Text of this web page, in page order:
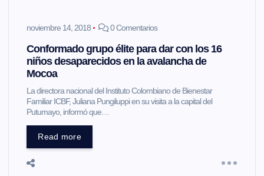
noviembre 14, 2018 0 Comentarios
Conformado grupo élite para dar con los 16
niños desaparecidos en la avalancha de
Mocoa
La directora nacional del Instituto Colombiano de Bienestar
Familiar ICBF, Juliana Pungiluppi en su visita a la capital del
Putumayo, informó que…
Read more